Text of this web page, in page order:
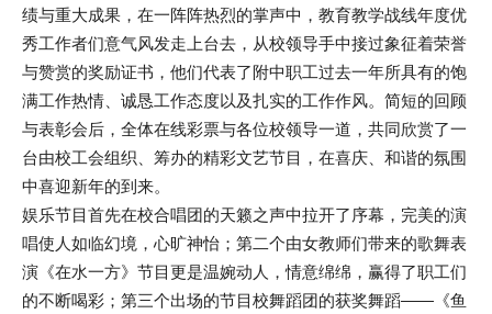
绩与重大成果，在一阵阵热烈的掌声中，教育教学战线年度优
秀工作者们意气风发走上台去，从校领导手中接过象征着荣誉
与赞赏的奖励证书，他们代表了附中职工过去一年所具有的饱
满工作热情、诚恳工作态度以及扎实的工作作风。简短的回顾
与表彰会后，全体在线彩票与各位校领导一道，共同欣赏了一
台由校工会组织、筹办的精彩文艺节目，在喜庆、和谐的氛围
中喜迎新年的到来。
娱乐节目首先在校合唱团的天籁之声中拉开了序幕，完美的演
唱使人如临幻境，心旷神怡；第二个由女教师们带来的歌舞表
演《在水一方》节目更是温婉动人，情意绵绵，赢得了职工们
的不断喝彩；第三个出场的节目校舞蹈团的获奖舞蹈――《鱼